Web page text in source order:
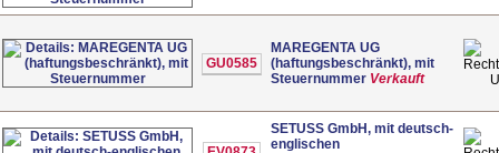
GU0585
MAREGENTA UG
(haftungsbeschränkt), mit
Steuernummer Verkauft
SETUSS GmbH, mit deutsch-
englischen